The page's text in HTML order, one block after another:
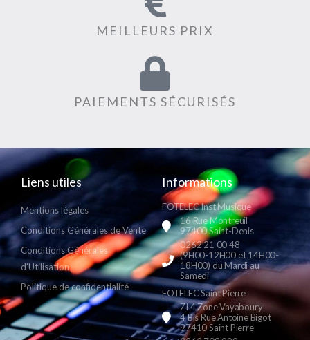
MEILLEURS PRIX
PAIEMENTS SÉCURISÉS
Liens utiles
Mentions légales
Conditions Générales de Vente
Conditions Générales
d'Utilisation
Politique de confidentialité
Informations
FOTELEC Inst Musique
16 Rue Montreuil
97400 Saint-Denis
0262 21 00 48
(9H00-12H00 et 14H00-
18H00) du Mardi au
Samedi
FOTELEC Saint Pierre
ZI 4 Zone Vayaboury
4 Bis Rue Antoine Bigot
97410 Saint Pierre